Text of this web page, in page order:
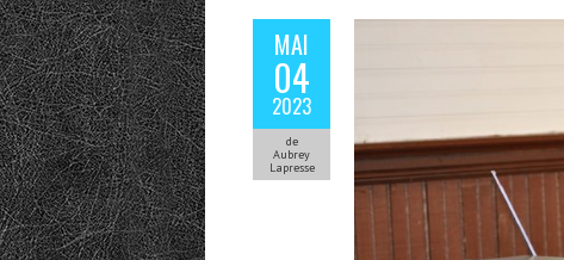
MAI
04
2023
de
Aubrey
Lapresse